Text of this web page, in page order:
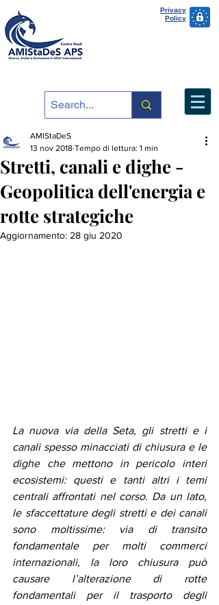
Privacy
Policy
Stretti, canali e dighe -
Geopolitica dell'energia e
rotte strategiche
AMIStaDeS
13 nov 2018 Tempo di lettura: 1 min
Aggiornamento: 28 giu 2020
La nuova via della Seta, gli stretti e i
canali spesso minacciati di chiusura e le
dighe che mettono in pericolo interi
ecosistemi: questi e tanti altri i temi
centrali affrontati nel corso. Da un lato,
le sfaccettature degli stretti e dei canali
sono moltissime: via di transito
fondamentale per molti commerci
internazionali, la loro chiusura può
causare l’alterazione di rotte
fondamentali per il trasporto degli